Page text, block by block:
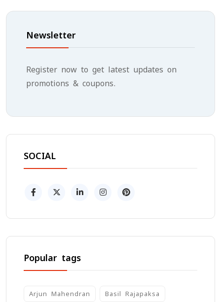
Newsletter
Register now to get latest updates on
promotions & coupons.
SOCIAL
Popular tags
Arjun Mahendran Basil Rajapaksa